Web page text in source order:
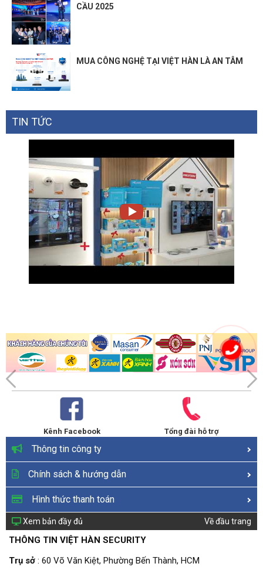
CẦU 2025
MUA CÔNG NGHỆ TẠI VIỆT HÀN LÀ AN TÂM
TIN TỨC
Kênh Facebook Tổng đài hỗ trợ
Thông tin công ty
Chính sách & hướng dẫn
Hình thức thanh toán
Xem bản đầy đủ Về đầu trang
THÔNG TIN VIỆT HÀN SECURITY
Trụ sở : 60 Võ Văn Kiệt, Phường Bến Thành, HCM